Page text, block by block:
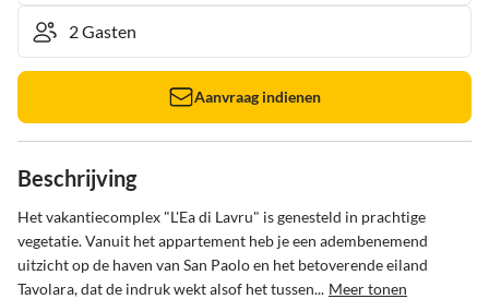
Aanvraag indienen
Beschrijving
Het vakantiecomplex "L'Ea di Lavru" is genesteld in prachtige
vegetatie. Vanuit het appartement heb je een adembenemend
uitzicht op de haven van San Paolo en het betoverende eiland
Tavolara, dat de indruk wekt alsof het tussen... Meer tonen